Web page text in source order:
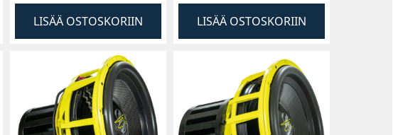
LISÄÄ OSTOSKORIIN LISÄÄ OSTOSKORIIN